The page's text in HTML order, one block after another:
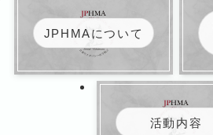
JPHMAについて
活動内容